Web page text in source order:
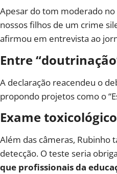
Apesar do tom moderado
nossos filhos de um crime
afirmou em entrevista ao
Entre
A declaração reacendeu o
propondo projetos como o
Exame
Além das câmeras, Rubinho
detecção. O teste seria
que profissionais da